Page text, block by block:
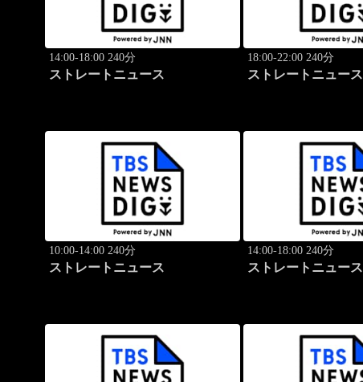
14:00-18:00 240分
ストレートニュース
18:00-22:00 240分
ストレートニュース
10:00-14:00 240分
ストレートニュース
14:00-18:00 240分
ストレートニュース